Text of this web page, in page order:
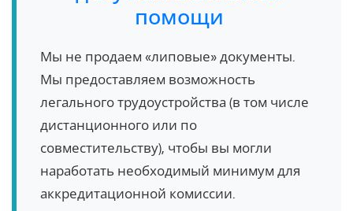
помощи
Мы не продаем «липовые» документы.
Мы предоставляем возможность
легального трудоустройства (в том числе
дистанционного или по
совместительству), чтобы вы могли
наработать необходимый минимум для
аккредитационной комиссии.